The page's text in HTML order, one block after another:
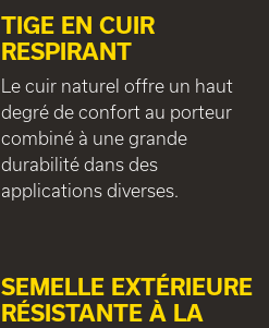
TIGE EN CUIR
RESPIRANT
Le cuir naturel offre un haut
degré de confort au porteur
combiné à une grande
durabilité dans des
applications diverses.
SEMELLE EXTÉRIEURE
RÉSISTANTE À LA